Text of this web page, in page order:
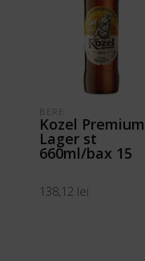
BERE
Kozel Premium
Lager st
660ml/bax 15
138,12 lei